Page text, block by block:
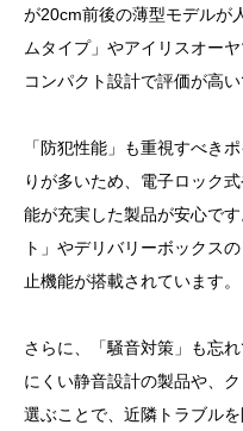
が20cm前後の薄型モデルが
ムタイプ」やアイリスオー
コンパクト設計で評価が高い
「防犯性能」も重視すべき
りが多いため、電子ロック
能が充実した製品が安心で
ト」やデリバリーボックス
止機能が搭載されています。
さらに、「騒音対策」も忘
にくい静音設計の製品や、
選ぶことで、近隣トラブルを